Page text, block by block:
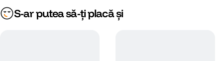
S-ar putea să-ți placă și